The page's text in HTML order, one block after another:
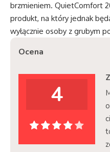
brzmieniem. QuietComfort
produkt, na który jednak
wyłącznie osoby z grubym
Ocena
4